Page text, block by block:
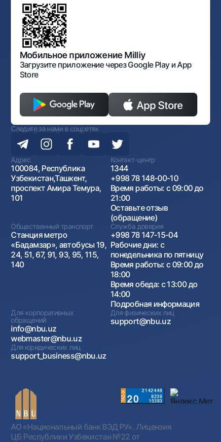
Фирменный стиль
Карта сайта
Согласие на обработку персональных данных
Галерея изобразительного искусства Узбекистана
Обсуждение проектов нормативно-правовых
документов
Нормативно-правовые документы
Порядок и режим работы НБУ
Открытые данные
Антимонопольный комплаенс
Мобильное приложение Milliy
Загрузите приложение через Google Play и App
Store
Следите за нами в соцсетях
Адрес
100084, Республика
Узбекистан,Ташкент,
проспект Амира Темура,
101
Контакт-центр
1344
+998 78 148-00-10
Время работы: с 09:00 до
21:00
Оставьте отзыв
(обращение)
Общественный транспорт
Станция метро
«Бадамзар», автобусы 19,
24, 51, 67, 91, 93, 95, 115,
140
Служба доверия
+998 78 147-15-04
Рабочие дни: с
понедельника по пятницу
Время работы: с 09:00 до
18:00
Время обеда: с 13:00 до
14:00
Подробная информация
Для корпоративных
обращений
info@nbu.uz
webmaster@nbu.uz
Для физических лиц
support@nbu.uz
Для юридических лиц
support_business@nbu.uz
АО «Национальный банк ВЭД РУ». Лицензия
ЦБ Республики Узбекистан №22 от